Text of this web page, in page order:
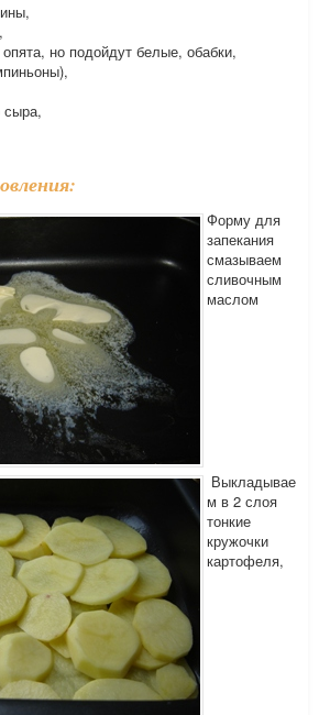
но подойдут белые, обабки,
сыра,
Форму для
запекания
смазываем
сливочным
маслом
Выкладывае
м в 2 слоя
тонкие
кружочки
картофеля,